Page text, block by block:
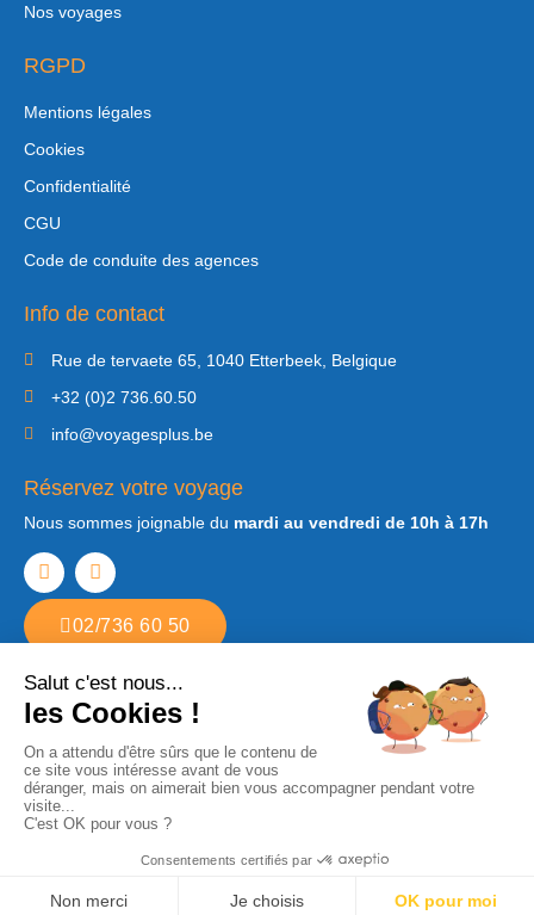
Nos voyages
RGPD
Mentions légales
Cookies
Confidentialité
CGU
Code de conduite des agences
Info de contact
Rue de tervaete 65, 1040 Etterbeek, Belgique
+32 (0)2 736.60.50
info@voyagesplus.be
Réservez votre voyage
Nous sommes joignable du mardi au vendredi de 10h à 17h
02/736 60 50
Copyright © 2022. Tous droits réservés Voyages Plus. Agence de voyages